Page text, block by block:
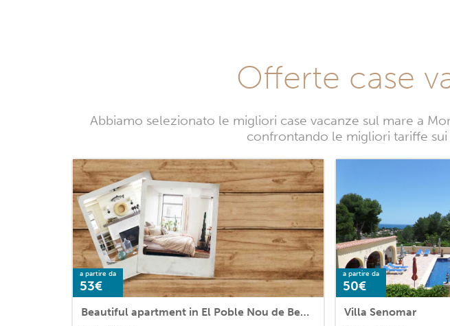
Offerte case
Abbiamo selezionato le migliori case vacanze sul mare a
confrontando le migliori tariffe sui
a partire da
53€
Beautiful apartment in El Poble Nou de Benita with Outdoor swimming pool, WiFi and Swimming pool
a partire da
50€
Villa Senomar